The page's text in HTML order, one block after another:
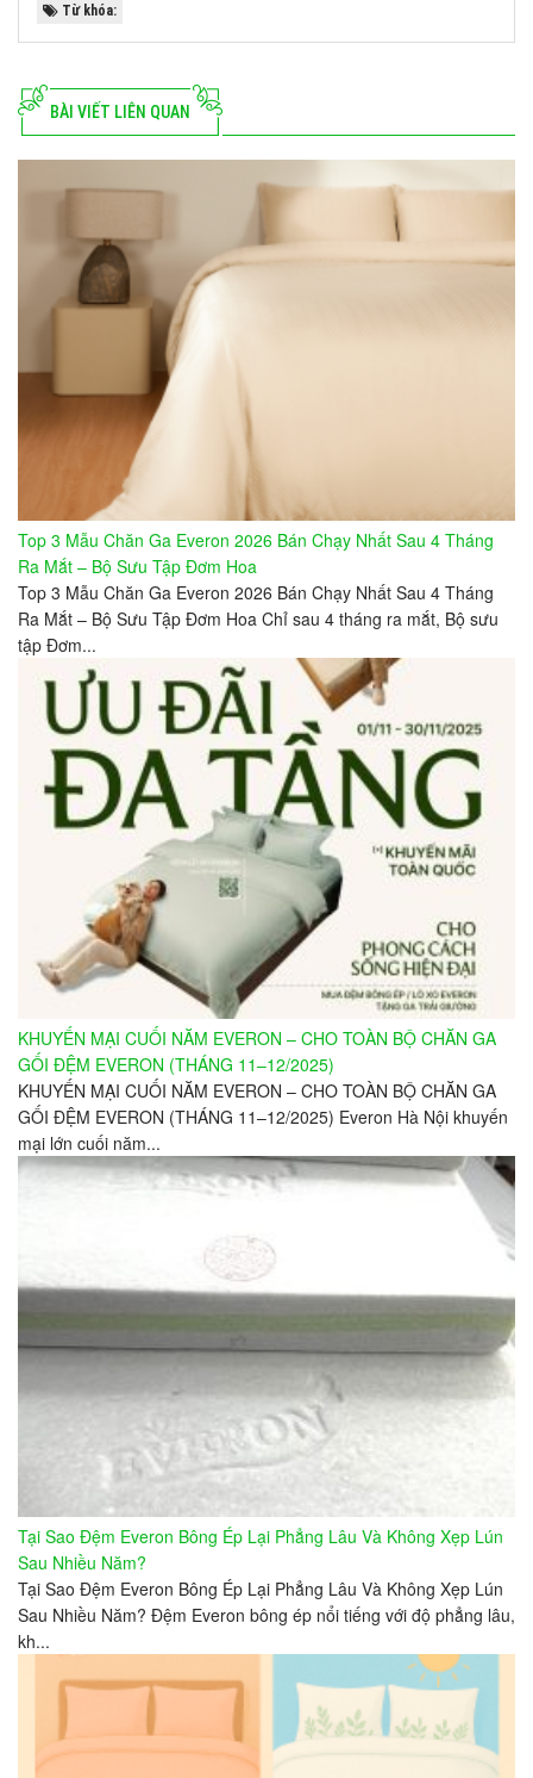
Từ khóa:
BÀI VIẾT LIÊN QUAN
Top 3 Mẫu Chăn Ga Everon 2026 Bán Chạy Nhất Sau 4 Tháng
Ra Mắt – Bộ Sưu Tập Đơm Hoa
Top 3 Mẫu Chăn Ga Everon 2026 Bán Chạy Nhất Sau 4 Tháng
Ra Mắt – Bộ Sưu Tập Đơm Hoa Chỉ sau 4 tháng ra mắt, Bộ sưu
tập Đơm...
KHUYẾN MẠI CUỐI NĂM EVERON – CHO TOÀN BỘ CHĂN GA
GỐI ĐỆM EVERON (THÁNG 11–12/2025)
KHUYẾN MẠI CUỐI NĂM EVERON – CHO TOÀN BỘ CHĂN GA
GỐI ĐỆM EVERON (THÁNG 11–12/2025) Everon Hà Nội khuyến
mại lớn cuối năm...
Tại Sao Đệm Everon Bông Ép Lại Phẳng Lâu Và Không Xẹp Lún
Sau Nhiều Năm?
Tại Sao Đệm Everon Bông Ép Lại Phẳng Lâu Và Không Xẹp Lún
Sau Nhiều Năm? Đệm Everon bông ép nổi tiếng với độ phẳng lâu,
kh...